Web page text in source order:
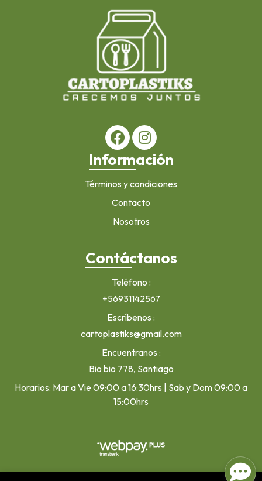
Información
Términos y condiciones
Contacto
Nosotros
Contáctanos
Teléfono
+56931142567
Escríbenos
cartoplastiks@gmail.com
Encuentranos
Bio bio 778, Santiago
Horarios: Mar a Vie 09:00 a 16:30hrs | Sab y Dom 09:00 a
15:00hrs